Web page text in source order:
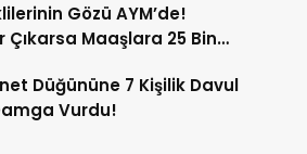
Gözü AYM’de!
Çıkarsa Maaşlara 25 Bin
Düğününe 7 Kişilik Davul
Vurdu!